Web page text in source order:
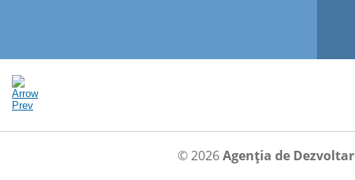
© 2026Agenția de